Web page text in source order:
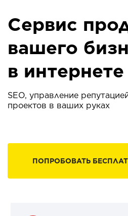
Сервис
вашего
в интернете
SEO, управление
проектов в ваших руках
ПОПРОБОВАТЬ